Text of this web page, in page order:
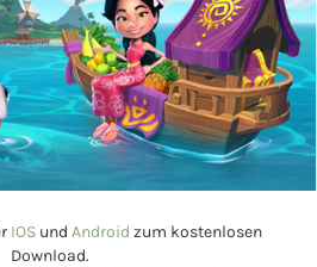
IOSund Android zum kostenlosen
Download.